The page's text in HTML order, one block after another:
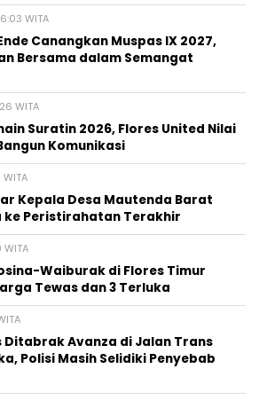
WITA
Canangkan Muspas IX 2027,
Bersama dalam Semangat
WITA
Suratin 2026, Flores United Nilai
Komunikasi
Kepala Desa Mautenda Barat
ke Peristirahatan Terakhir
Waiburak di Flores Timur
Tewas dan 3 Terluka
Ditabrak Avanza di Jalan Trans
Polisi Masih Selidiki Penyebab